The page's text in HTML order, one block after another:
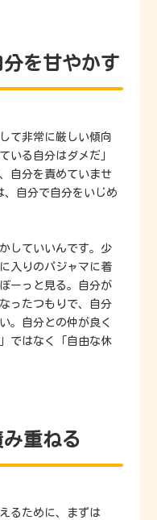
を甘やかす
て非常に厳しい傾向
いる自分はダメだ」
自分を責めていませ
自分で自分をいじめ
していいんです。少
入りのパジャマに着
ーっと見る。自分が
ったつもりで、自分
。自分との仲が良く
ではなく「自由な休
重ねる
るために、まずは